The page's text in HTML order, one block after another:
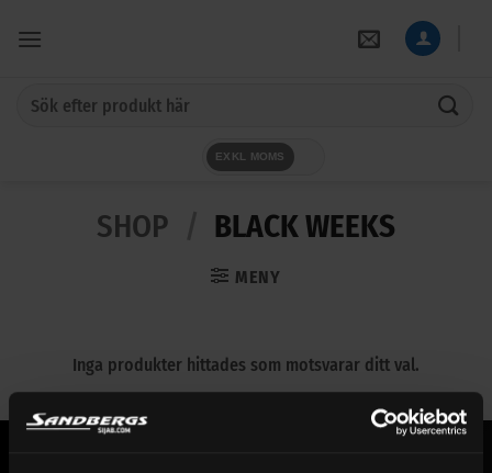
EXKL MOMS
SHOP BLACK WEEKS
MENY
Inga produkter hittades som motsvarar ditt val.